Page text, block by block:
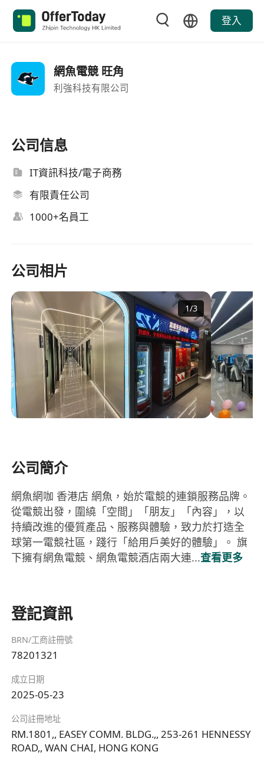
登入
網魚電競 旺角
利強科技有限公司
公司信息
IT資訊科技/電子商務
有限責任公司
1000+名員工
公司相片
1/3
公司簡介
網魚網咖 香港店 網魚，始於電競的連鎖服務品牌。
從電競出發，圍繞「空間」「朋友」「內容」，以
持續改進的優質產品、服務與體驗，致力於打造全
球第一電競社區，踐行「給用戶美好的體驗」。 旗
下擁有網魚電競、網魚電競酒店兩大連...查看更多
登記資訊
BRN/工商註冊號
78201321
成立日期
2025-05-23
公司註冊地址
RM.1801,, EASEY COMM. BLDG.,, 253-261 HENNESSY
ROAD,, WAN CHAI, HONG KONG